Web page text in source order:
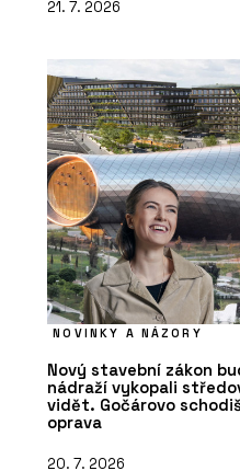
21. 7. 2026
NOVINKY A NÁZORY
Nový stavební zákon
nádraží vykopali
vidět. Gočárovo
oprava
20. 7. 2026